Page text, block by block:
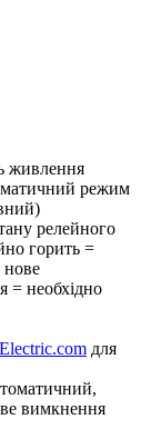
живлення
режим
релейного
горить =
нове
= необхідно
для
вимкнення